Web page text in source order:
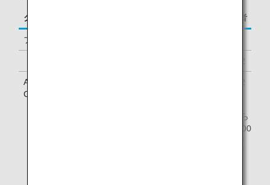
クラス／ステイタス ご同行者
ファーストクラス
1名様 *2
ANA Million Miler Program「Lounge Access
Card」をお持ちのお客様 *1
1名様 *2
* ANA「ダイヤモンドサービス」メンバーは、2人目から
4人目のご同行者がいらっしゃる場合、1名様につき5000